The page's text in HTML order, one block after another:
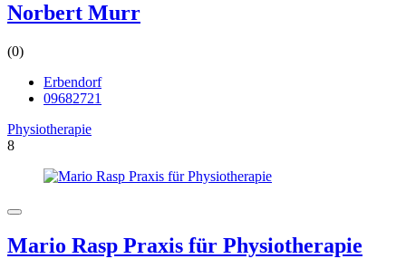
Norbert Murr
(0)
Erbendorf
09682721
Physiotherapie
8
Mario Rasp Praxis für Physiotherapie